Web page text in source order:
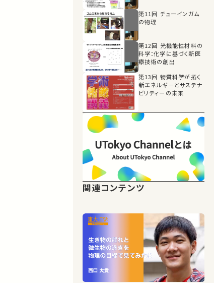
第11回 チューインガム
の物理
第12回 光機能性材料の
科学：化学に基づく新医
療技術の創出
第13回 物質科学が拓く
新エネルギーとサステナ
ビリティーの未来
関連コンテンツ